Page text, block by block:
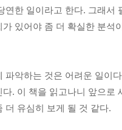
연한 일이라고 한다. 그래서
있어야 좀 더 확실한 분석
악하는 것은 어려운 일이
. 이 책을 읽고나니 앞으로
더 유심히 보게 될 것 같다.